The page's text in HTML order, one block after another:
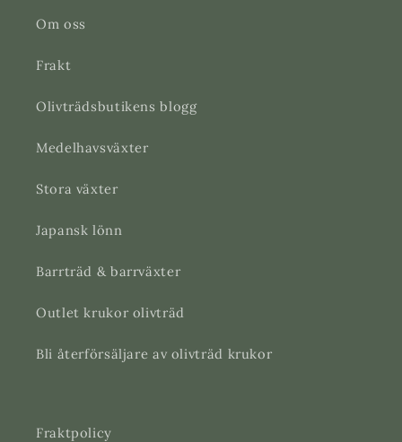
Om oss
Frakt
Olivträdsbutikens blogg
Medelhavsväxter
Stora växter
Japansk lönn
Barrträd & barrväxter
Outlet krukor olivträd
Bli återförsäljare av olivträd krukor
Fraktpolicy